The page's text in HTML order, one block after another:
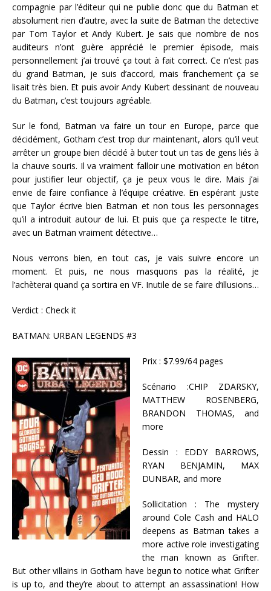
compagnie par l’éditeur qui ne publie donc que du Batman et
absolument rien d’autre, avec la suite de Batman the detective
par Tom Taylor et Andy Kubert. Je sais que nombre de nos
auditeurs n’ont guère apprécié le premier épisode, mais
personnellement j’ai trouvé ça tout à fait correct. Ce n’est pas
du grand Batman, je suis d’accord, mais franchement ça se
lisait très bien. Et puis avoir Andy Kubert dessinant de nouveau
du Batman, c’est toujours agréable.
Sur le fond, Batman va faire un tour en Europe, parce que
décidément, Gotham c’est trop dur maintenant, alors qu’il veut
arrêter un groupe bien décidé à buter tout un tas de gens liés à
la chauve souris. Il va vraiment falloir une motivation en béton
pour justifier leur objectif, ça je peux vous le dire. Mais j’ai
envie de faire confiance à l’équipe créative. En espérant juste
que Taylor écrive bien Batman et non tous les personnages
qu’il a introduit autour de lui. Et puis que ça respecte le titre,
avec un Batman vraiment détective…
Nous verrons bien, en tout cas, je vais suivre encore un
moment. Et puis, ne nous masquons pas la réalité, je
l’achèterai quand ça sortira en VF. Inutile de se faire d’illusions…
Verdict : Check it
BATMAN: URBAN LEGENDS #3
Prix : $7.99/64 pages
Scénario :CHIP ZDARSKY,
MATTHEW ROSENBERG,
BRANDON THOMAS, and
more
Dessin : EDDY BARROWS,
RYAN BENJAMIN, MAX
DUNBAR, and more
Sollicitation : The mystery
around Cole Cash and HALO
deepens as Batman takes a
more active role investigating
the man known as Grifter.
But other villains in Gotham have begun to notice what Grifter
is up to, and they’re about to attempt an assassination! How